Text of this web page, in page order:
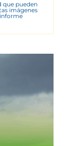
que pueden
imágenes